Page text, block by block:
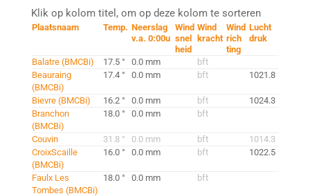
Klik op kolom titel, om op deze kolom te sorteren
Plaatsnaam Temp. Neerslag
v.a. 0:00u
Wind
snel
heid
Wind
kracht
Wind
rich
ting
Lucht
druk
Balatre (BMCBi) 17.5 ° 0.0 mm
bft
Beauraing
(BMCBi)
17.4 ° 0.0 mm bft 1021.8
Bievre (BMCBi) 16.2 ° 0.0 mm bft
1024.3
Branchon
(BMCBi)
18.0 ° 0.0 mm bft
Couvin 31.8 ° 0.0 mm bft
1014.3
CroixScaille
(BMCBi)
16.0 ° 0.0 mm bft 1022.5
Faulx Les
Tombes (BMCBi)
18.0 ° 0.0 mm bft